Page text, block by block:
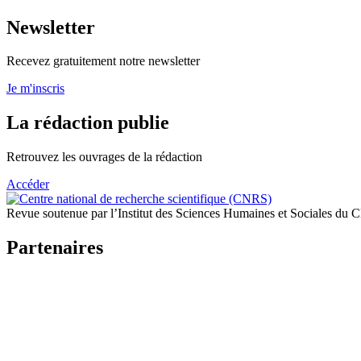
Newsletter
Recevez gratuitement notre newsletter
Je m'inscris
La rédaction publie
Retrouvez les ouvrages de la rédaction
Accéder
Revue soutenue par l’Institut des Sciences Humaines et Sociales du
Partenaires